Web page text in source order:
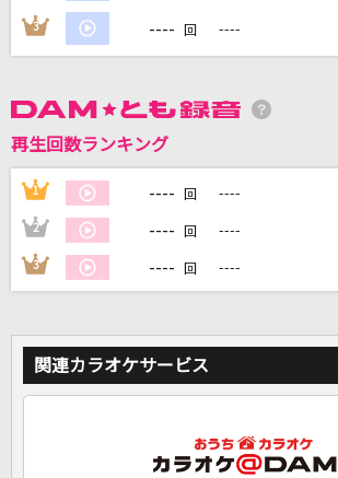
自宅でカラオケ歌い放題！
家族や友達と一緒に！練習にも！
3 ---- 回 ----
再生回数ランキング
1 ---- 回 ----
2 ---- 回 ----
3 ---- 回 ----
関連カラオケサービス